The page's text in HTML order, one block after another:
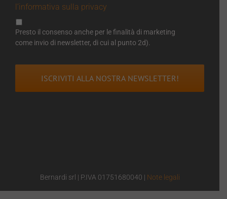
l’informativa sulla privacy
Presto il consenso anche per le finalità di marketing
come invio di newsletter, di cui al punto 2d).
Bernardi srl | P.IVA 01751680040 | Note legali